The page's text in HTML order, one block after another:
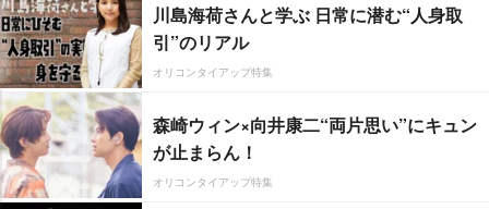
川島海荷さんと学ぶ 日常に潜む“人身取
引”のリアル
オリコンタイアップ特集
森崎ウィン×向井康二“両片思い”にキュン
が止まらん！
オリコンタイアップ特集